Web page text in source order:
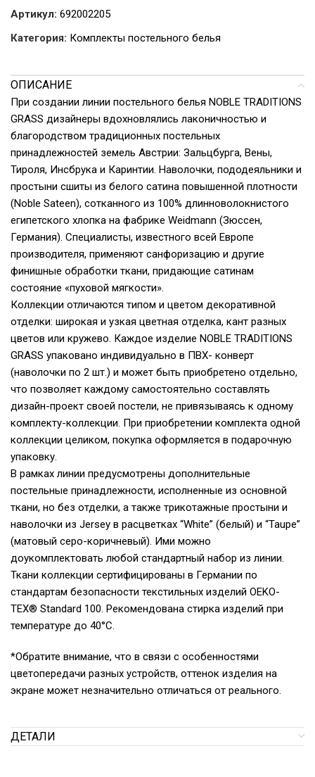
Артикул: 692002205
Категория: Комплекты постельного белья
ОПИСАНИЕ
При создании линии постельного белья NOBLE TRADITIONS
GRASS дизайнеры вдохновлялись лаконичностью и
благородством традиционных постельных
принадлежностей земель Австрии: Зальцбурга, Вены,
Тироля, Инсбрука и Каринтии. Наволочки, пододеяльники и
простыни сшиты из белого сатина повышенной плотности
(Noble Sateen), сотканного из 100% длинноволокнистого
египетского хлопка на фабрике Weidmann (Зюссен,
Германия). Специалисты, известного всей Европе
производителя, применяют санфоризацию и другие
финишные обработки ткани, придающие сатинам
состояние «пуховой мягкости».
Коллекции отличаются типом и цветом декоративной
отделки: широкая и узкая цветная отделка, кант разных
цветов или кружево. Каждое изделие NOBLE TRADITIONS
GRASS упаковано индивидуально в ПВХ- конверт
(наволочки по 2 шт.) и может быть приобретено отдельно,
что позволяет каждому самостоятельно составлять
дизайн-проект своей постели, не привязываясь к одному
комплекту-коллекции. При приобретении комплекта одной
коллекции целиком, покупка оформляется в подарочную
упаковку.
В рамках линии предусмотрены дополнительные
постельные принадлежности, исполненные из основной
ткани, но без отделки, а также трикотажные простыни и
наволочки из Jersey в расцветках “White” (белый) и “Taupe”
(матовый серо-коричневый). Ими можно
доукомплектовать любой стандартный набор из линии.
Ткани коллекции сертифицированы в Германии по
стандартам безопасности текстильных изделий OEKO-
TEX® Standard 100. Рекомендована стирка изделий при
температуре до 40°С.
*Обратите внимание, что в связи с особенностями
цветопередачи разных устройств, оттенок изделия на
экране может незначительно отличаться от реального.
ДЕТАЛИ